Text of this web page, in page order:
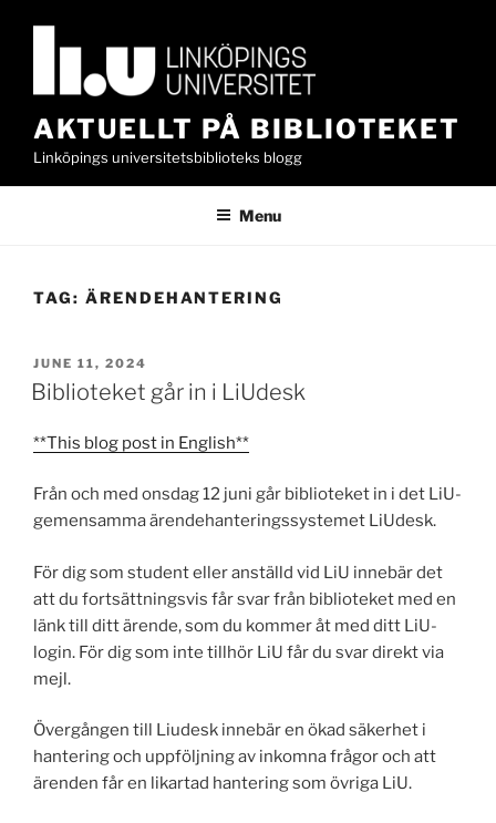
AKTUELLT PÅ BIBLIOTEKET
Linköpings universitetsbiblioteks blogg
Menu
TAG: ÄRENDEHANTERING
POSTED
ON
JUNE 11, 2024
Biblioteket går in i LiUdesk
**This blog post in English**
Från och med onsdag 12 juni går biblioteket in i det LiU-
gemensamma ärendehanteringssystemet LiUdesk.
För dig som student eller anställd vid LiU innebär det
att du fortsättningsvis får svar från biblioteket med en
länk till ditt ärende, som du kommer åt med ditt LiU-
login. För dig som inte tillhör LiU får du svar direkt via
mejl.
Övergången till Liudesk innebär en ökad säkerhet i
hantering och uppföljning av inkomna frågor och att
ärenden får en likartad hantering som övriga LiU.